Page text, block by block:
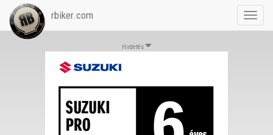
rbiker.com
Hirdetés